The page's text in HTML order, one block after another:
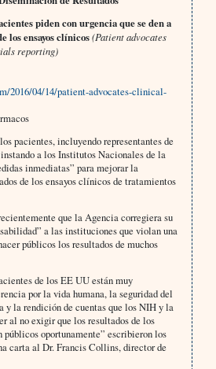
piden con urgencia que se den a
los ensayos clínicos(Patient advocates
reporting)
2016/04/14/patient-advocates-clinical-
pacientes, incluyendo representantes de
a los Institutos Nacionales de la
inmediatas” para mejorar la
de los ensayos clínicos de tratamientos
que la Agencia corregiera su
a las instituciones que violan una
públicos los resultados de muchos
de los EE UU están muy
por la vida humana, la seguridad del
y la rendición de cuentas que los NIH y la
al no exigir que los resultados de los
públicos oportunamente” escribieron los
carta al Dr. Francis Collins, director de